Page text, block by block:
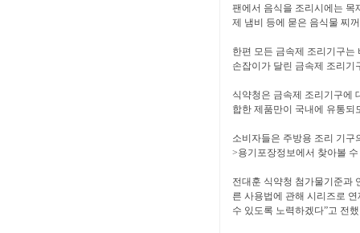
팬에서 음식을 조리시에는 목
제 냄비 등에 묻은 음식물 찌
한편 모든 금속제 조리기구는
손잡이가 달린 금속제 조리
식약청은 금속제 조리기구에
합한 제품만이 국내에 유통되
소비자들은 주방용 조리 기
>용기포장정보에서 찾아볼 수
전대훈 식약청 첨가물기준과
른 사용법에 관해 시리즈로
수 있도록 노력하겠다”고 전